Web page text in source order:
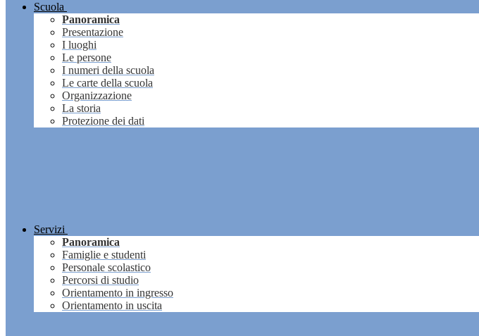
Scuola
Panoramica
Presentazione
I luoghi
Le persone
I numeri della scuola
Le carte della scuola
Organizzazione
La storia
Protezione dei dati
Servizi
Panoramica
Famiglie e studenti
Personale scolastico
Percorsi di studio
Orientamento in ingresso
Orientamento in uscita